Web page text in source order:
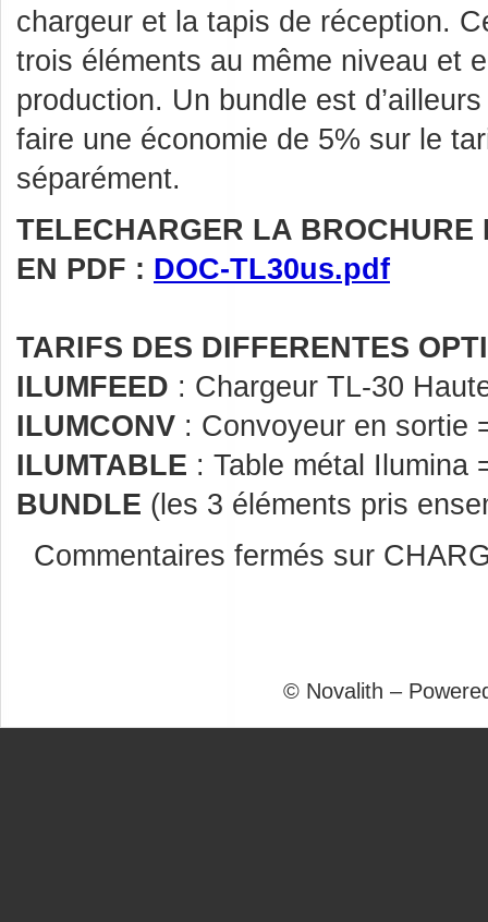
chargeur et la tapis de réception.
trois éléments au même niveau et
production. Un bundle est
faire une économie de 5% sur le
séparément.
TELECHARGER LA BROCHURE
EN PDF : DOC-TL30us.pdf
TARIFS DES DIFFERENTES
ILUMFEED : Chargeur TL-30
ILUMCONV : Convoyeur en sortie
ILUMTABLE : Table métal Ilumina
BUNDLE (les 3 éléments pris
Commentaires fermés sur
© Novalith –